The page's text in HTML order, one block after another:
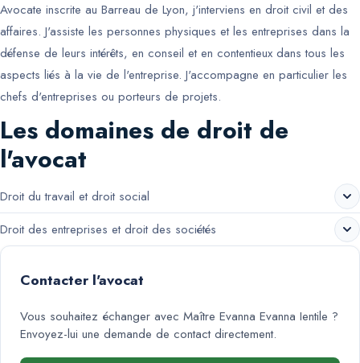
Avocate inscrite au Barreau de Lyon, j'interviens en droit civil et des
affaires. J'assiste les personnes physiques et les entreprises dans la
défense de leurs intérêts, en conseil et en contentieux dans tous les
aspects liés à la vie de l'entreprise. J'accompagne en particulier les
chefs d'entreprises ou porteurs de projets.
Les domaines de droit de
l'avocat
Droit du travail et droit social
Droit des entreprises et droit des sociétés
Contacter l'avocat
Vous souhaitez échanger avec Maître Evanna Evanna Ientile ?
Envoyez-lui une demande de contact directement.